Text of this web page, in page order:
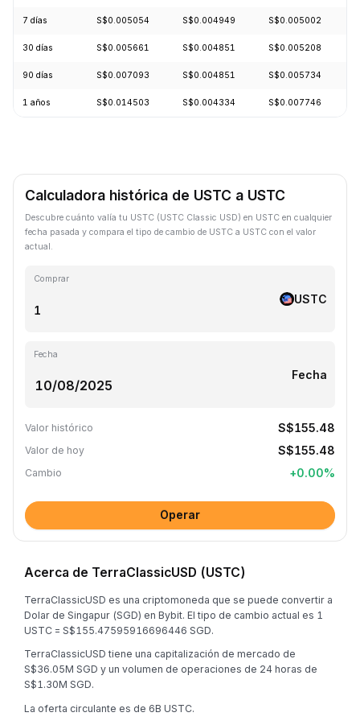
7 días S$0.005054 S$0.004949 S$0.005002
30 días S$0.005661 S$0.004851 S$0.005208
90 días S$0.007093 S$0.004851 S$0.005734
1 años S$0.014503 S$0.004334 S$0.007746
Calculadora histórica de USTC a USTC
Descubre cuánto valía tu USTC (USTC Classic USD) en USTC en cualquier
fecha pasada y compara el tipo de cambio de USTC a USTC con el valor
actual.
Comprar
USTC
Fecha
Fecha
Valor histórico S$155.48
Valor de hoy S$155.48
Cambio +0.00%
Operar
Acerca de TerraClassicUSD (USTC)
TerraClassicUSD es una criptomoneda que se puede convertir a
Dolar de Singapur (SGD) en Bybit. El tipo de cambio actual es 1
USTC = S$155.47595916696446 SGD.
TerraClassicUSD tiene una capitalización de mercado de
S$36.05M SGD y un volumen de operaciones de 24 horas de
S$1.30M SGD.
La oferta circulante es de 6B USTC.